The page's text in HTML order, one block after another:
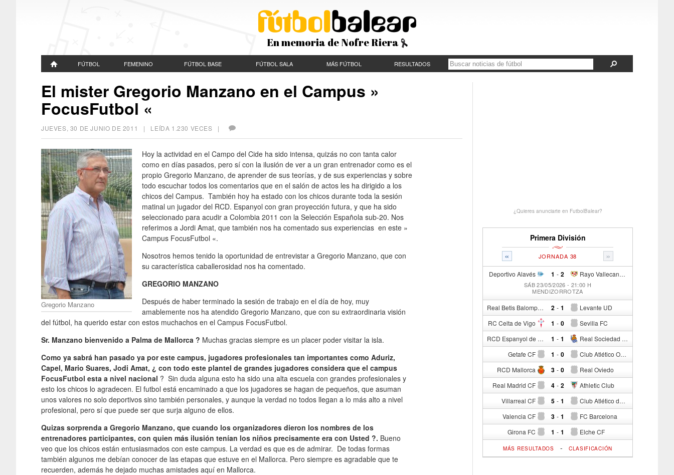
En memoria de Nofre Riera
FÚTBOL FEMENINO FÚTBOL BASE FÚTBOL SALA MÁS FÚTBOL RESULTADOS
El mister Gregorio Manzano en el Campus »
FocusFutbol «
JUEVES, 30 DE JUNIO DE 2011 | LEÍDA 1.230 VECES |
Gregorio Manzano
Hoy la actividad en el Campo del Cide ha sido intensa, quizás no con tanta calor
como en días pasados, pero sí con la ilusión de ver a un gran entrenador como es el
propio Gregorio Manzano, de aprender de sus teorías, y de sus experiencias y sobre
todo escuchar todos los comentarios que en el salón de actos les ha dirigido a los
chicos del Campus. También hoy ha estado con los chicos durante toda la sesión
matinal un jugador del RCD. Espanyol con gran proyección futura, y que ha sido
seleccionado para acudir a Colombia 2011 con la Selección Española sub-20. Nos
referimos a Jordi Amat, que también nos ha comentado sus experiencias en este »
Campus FocusFutbol «.
Nosotros hemos tenido la oportunidad de entrevistar a Gregorio Manzano, que con
su característica caballerosidad nos ha comentado.
GREGORIO MANZANO
Después de haber terminado la sesión de trabajo en el día de hoy, muy
amablemente nos ha atendido Gregorio Manzano, que con su extraordinaria visión
del fútbol, ha querido estar con estos muchachos en el Campus FocusFutbol.
Sr. Manzano bienvenido a Palma de Mallorca ? Muchas gracias siempre es un placer poder visitar la isla.
Como ya sabrá han pasado ya por este campus, jugadores profesionales tan importantes como Aduriz,
Capel, Mario Suares, Jodi Amat, ¿ con todo este plantel de grandes jugadores considera que el campus
FocusFutbol esta a nivel nacional ? Sin duda alguna esto ha sido una alta escuela con grandes profesionales y
esto los chicos lo agradecen. El futbol está encaminado a que los jugadores se hagan de pequeños, que asuman
unos valores no solo deportivos sino también personales, y aunque la verdad no todos llegan a lo más alto a nivel
profesional, pero sí que puede ser que surja alguno de ellos.
Quizas sorprenda a Gregorio Manzano, que cuando los organizadores dieron los nombres de los
entrenadores participantes, con quien más ilusión tenían los niños precisamente era con Usted ?. Bueno
veo que los chicos están entusiasmados con este campus. La verdad es que es de admirar. De todas formas
también algunos me debían conocer de las etapas que estuve en el Mallorca. Pero siempre es agradable que te
recuerden, además he dejado muchas amistades aquí en Mallorca.
¿Quieres anunciarte en FutbolBalear?
Primera División
« »
JORNADA 38
Deportivo Alavés 1 - Rayo Vallecano de Madrid
2
SÁB 23/05/2026 - 21:00 H
MENDIZORROTZA
Real Betis Balompié 2 - Levante UD
1
RC Celta de Vigo 1 - Sevilla FC
0
RCD Espanyol de Barcelona 1 - Real Sociedad de Fútbol
1
Getafe CF 1 - Club Atlético Osasuna
0
RCD Mallorca 3 - Real Oviedo
0
Real Madrid CF 4 - Athletic Club
2
Villarreal CF 5 - Club Atlético de Madrid
1
Valencia CF 3 - FC Barcelona
1
Girona FC 1 - Elche CF
1
MÁS RESULTADOS - CLASIFICACIÓN